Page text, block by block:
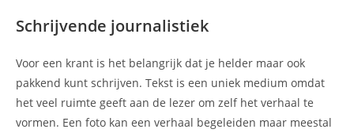
Schrijvende journalistiek
Voor een krant is het belangrijk dat je helder maar ook
pakkend kunt schrijven. Tekst is een uniek medium omdat
het veel ruimte geeft aan de lezer om zelf het verhaal te
vormen. Een foto kan een verhaal begeleiden maar meestal